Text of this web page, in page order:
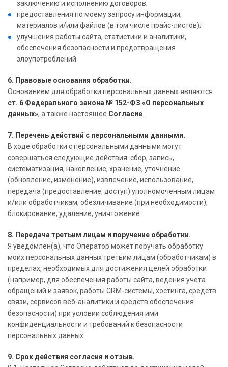
заключению и исполнению договоров;
предоставления по моему запросу информации,
материалов и/или файлов (в том числе прайс-листов);
улучшения работы сайта, статистики и аналитики,
обеспечения безопасности и предотвращения
злоупотреблений.
6. Правовые основания обработки.
Основанием для обработки персональных данных являются
ст. 6 Федерального закона № 152-ФЗ «О персональных
данных», а также настоящее Согласие
7. Перечень действий с персональными данными.
В ходе обработки с персональными данными могут
совершаться следующие действия: сбор, запись,
систематизация, накопление, хранение, уточнение
(обновление, изменение), извлечение, использование,
передача (предоставление, доступ) уполномоченным лицам
и/или обработчикам, обезличивание (при необходимости),
блокирование, удаление, уничтожение.
8. Передача третьим лицам и поручение обработки.
Я уведомлен(а), что Оператор может поручать обработку
моих персональных данных третьим лицам (обработчикам) в
пределах, необходимых для достижения целей обработки
(например, для обеспечения работы сайта, ведения учета
обращений и заявок, работы CRM-системы, хостинга, средств
связи, сервисов веб-аналитики и средств обеспечения
безопасности) при условии соблюдения ими
конфиденциальности и требований к безопасности
персональных данных.
9. Срок действия согласия и отзыв.